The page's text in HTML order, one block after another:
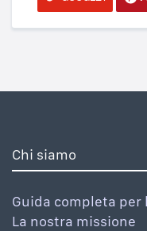
Chi siamo
Guida completa
La nostra missione